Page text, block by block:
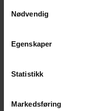
Nødvendig
Egenskaper
Statistikk
Markedsføring